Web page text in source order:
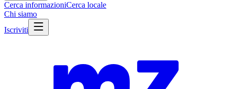
Cerca informazioniCerca locale
Chi siamo
Iscriviti